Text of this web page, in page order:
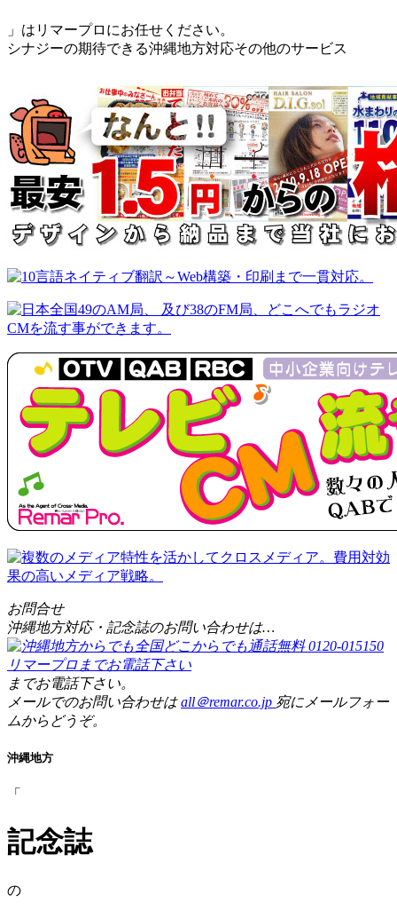
」はリマープロにお任せください。
シナジーの期待できる沖縄地方対応その他のサービス
お問合せ
沖縄地方対応・記念誌のお問い合わせは…
までお電話下さい。
メールでのお問い合わせはall＠remar.co.jp 宛にメールフォー
ムからどうぞ。
沖縄地方
「
記念誌
の